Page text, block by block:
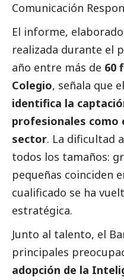
Comunicación
El informe,
realizada durante el
año entre más de 60
Colegio, señala que el
identifica la
profesionales como
sector. La dificultad
todos los tamaños:
pequeñas coinciden
cualificado se ha
estratégica.
Junto al talento, el
principales
adopción de la